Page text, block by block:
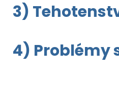
3)
4) Problémy